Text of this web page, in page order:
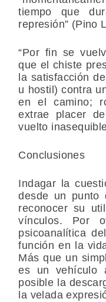
tiempo que
represión” (Pino
“Por fin se
que el chiste
la satisfacción
u hostil) contra
en el camino;
extrae placer
vuelto
Conclusiones
Indagar la
desde un punto
reconocer su
vínculos. Por
psicoanalítica
función en la
Más que un
es un vehículo
posible la
la velada